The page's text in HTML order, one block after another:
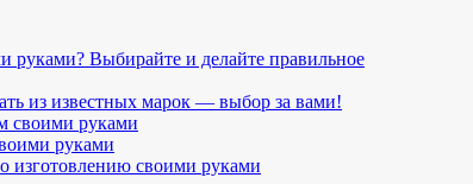
руками? Выбирайте и делайте правильное
из известных марок — выбор за вами!
своими руками
руками
изготовлению своими руками